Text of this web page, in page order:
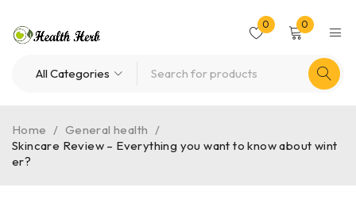
0 0
Home / General health /
Skincare Review – Everything you want to know about wint
er?